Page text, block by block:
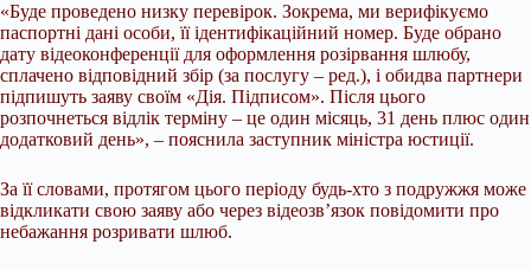
«Буде проведено низку перевірок. Зокрема, ми верифікуємо
паспортні дані особи, її ідентифікаційний номер. Буде обрано
дату відеоконференції для оформлення розірвання шлюбу,
сплачено відповідний збір (за послугу – ред.), і обидва партнери
підпишуть заяву своїм «Дія. Підписом». Після цього
розпочнеться відлік терміну – це один місяць, 31 день плюс один
додатковий день», – пояснила заступник міністра юстиції.
За її словами, протягом цього періоду будь-хто з подружжя може
відкликати свою заяву або через відеозв’язок повідомити про
небажання розривати шлюб.